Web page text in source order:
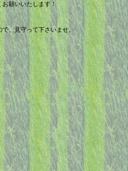
お願いいたします！
で、見守って下さいませ。